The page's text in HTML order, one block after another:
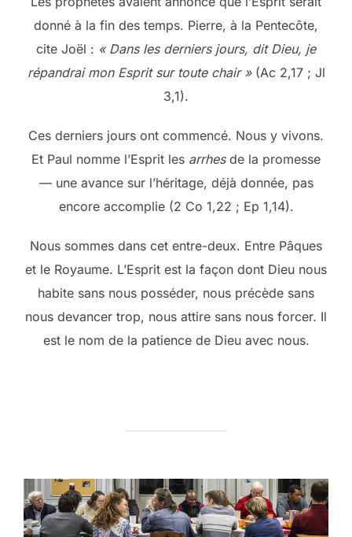
donné à la fin des temps. Pierre, à la Pentecôte,
cite Joël : « Dans les derniers jours, dit Dieu, je
répandrai mon Esprit sur toute chair »(Ac 2,17 ; Jl
3,1).
Ces derniers jours ont commencé. Nous y vivons.
Et Paul nomme l’Esprit les arrhesde la promesse
— une avance sur l’héritage, déjà donnée, pas
encore accomplie (2 Co 1,22 ; Ep 1,14).
Nous sommes dans cet entre-deux. Entre Pâques
et le Royaume. L’Esprit est la façon dont Dieu nous
habite sans nous posséder, nous précède sans
nous devancer trop, nous attire sans nous forcer. Il
est le nom de la patience de Dieu avec nous.